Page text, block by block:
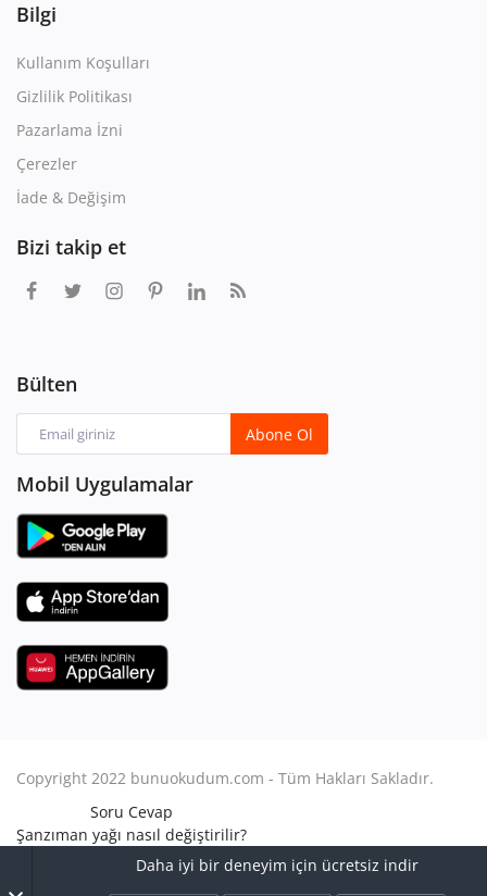
Daha iyi bir deneyim için ücretsiz indir
Bilgi
Kullanım Koşulları
Gizlilik Politikası
Pazarlama İzni
Çerezler
İade & Değişim
Bizi takip et
Bülten
Abone Ol
Mobil Uygulamalar
Copyright 2022 bunuokudum.com - Tüm Hakları Sakladır.
Soru Cevap
Şanzıman yağı nasıl değiştirilir?
Aile Hukuku
Avukat Nasıl Olunur?